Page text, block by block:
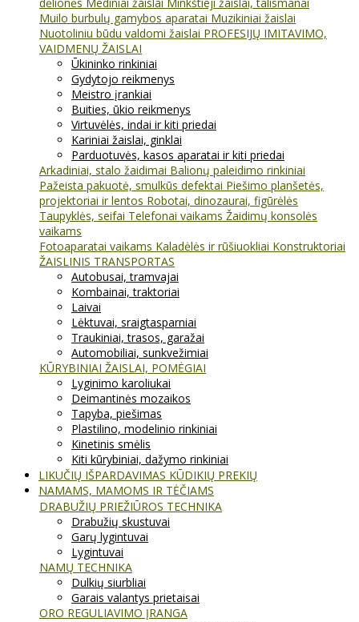
Muilo burbulų gamybos aparatai Muzikiniai žaislai
Nuotoliniu būdu valdomi žaislai PROFESIJŲ IMITAVIMO,
VAIDMENŲ ŽAISLAI
Ūkininko rinkiniai
Gydytojo reikmenys
Meistro įrankiai
Buities, ūkio reikmenys
Virtuvėlės, indai ir kiti priedai
Kariniai žaislai, ginklai
Parduotuvės, kasos aparatai ir kiti priedai
Arkadiniai, stalo žaidimai Balionų paleidimo rinkiniai
Pažeista pakuotė, smulkūs defektai Piešimo planšetės,
projektoriai ir lentos Robotai, dinozaurai, figūrėlės
Taupyklės, seifai Telefonai vaikams Žaidimų konsolės
vaikams
Fotoaparatai vaikams Kaladėlės ir rūšiuokliai Konstruktoriai
ŽAISLINIS TRANSPORTAS
Autobusai, tramvajai
Kombainai, traktoriai
Laivai
Lėktuvai, sraigtasparniai
Traukiniai, trasos, garažai
Automobiliai, sunkvežimiai
KŪRYBINIAI ŽAISLAI, POMĖGIAI
Lyginimo karoliukai
Deimantinės mozaikos
Tapyba, piešimas
Plastilino, modelinio rinkiniai
Kinetinis smėlis
Kiti kūrybiniai, dažymo rinkiniai
LIKUČIŲ IŠPARDAVIMAS KŪDIKIŲ PREKIŲ
NAMAMS, MAMOMS IR TĖČIAMS
DRABUŽIŲ PRIEŽIŪROS TECHNIKA
Drabužių skustuvai
Garų lygintuvai
Lygintuvai
NAMŲ TECHNIKA
Dulkių siurbliai
Garais valantys prietaisai
ORO REGULIAVIMO ĮRANGA